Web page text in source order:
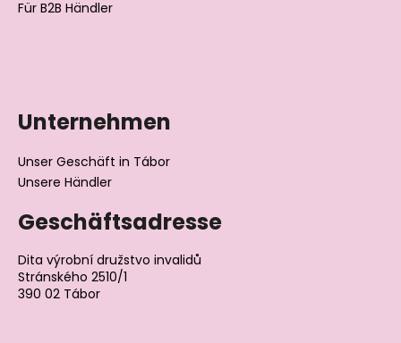
Für B2B Händler
Unternehmen
Unser Geschäft in Tábor
Unsere Händler
Geschäftsadresse
Dita výrobní družstvo invalidů
Stránského 2510/1
390 02 Tábor